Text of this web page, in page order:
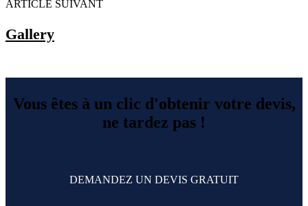
ARTICLE SUIVANT
Gallery
Vous êtes à un clic d'obtenir votre devis,
ne tardez pas !
DEMANDEZ UN DEVIS GRATUIT